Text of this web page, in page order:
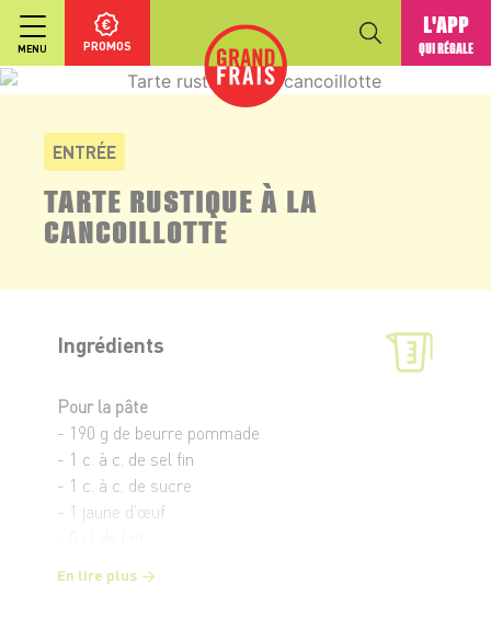
MENU PROMOS
L'APP
QUI RÉGALE
ENTRÉE
TARTE RUSTIQUE À LA
CANCOILLOTTE
Ingrédients
Pour la pâte
- 190 g de beurre pommade
- 1 c. à c. de sel fin
- 1 c. à c. de sucre
- 1 jaune d’œuf
- 50 g de farine de sarrasin.
En lire plus